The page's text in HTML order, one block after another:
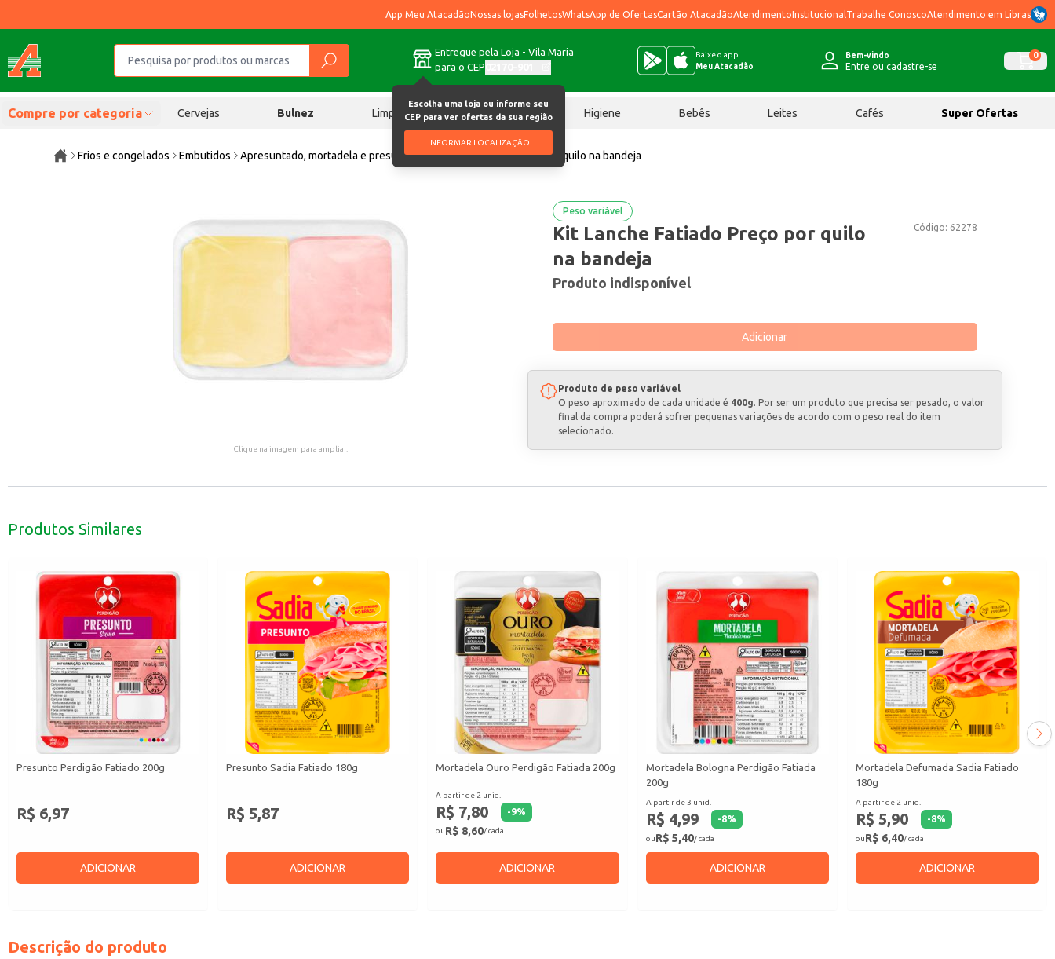
App Meu AtacadãoNossas lojasFolhetosWhatsApp de OfertasCartão AtacadãoAtendimentoInstitucional Trabalhe ConoscoAtendimento em Libras
Entregue pela Loja - Vila Maria
para o CEP
Escolha uma loja ou informe seu
CEP para ver ofertas da sua região
INFORMAR LOCALIZAÇÃO
Baixe o app
Meu Atacadão
Bem-vindo
Entre ou cadastre-se
0
Compre por categoria Cervejas Bulnez Limpeza Chocolates Higiene Bebês Leites Cafés Super Ofertas
Frios e congelados Embutidos Apresuntado, mortadela e presunto Kit Lanche Fatiado Preço por quilo na bandeja
Clique na imagem para ampliar.
Peso variável
Código: 62278
Kit Lanche Fatiado Preço por quilo
na bandeja
Produto indisponível
Adicionar
Produto de peso variável
O peso aproximado de cada unidade é 400g. Por ser um produto que precisa ser pesado, o valor
final da compra poderá sofrer pequenas variações de acordo com o peso real do item
selecionado.
Produtos Similares
Presunto Perdigão Fatiado 200g
R$ 6,97
ADICIONAR
Presunto Sadia Fatiado 180g
R$ 5,87
ADICIONAR
Mortadela Ouro Perdigão Fatiada 200g
A partir de 2 unid.
R$ 7,80 -9%
ouR$ 8,60/ cada
ADICIONAR
Mortadela Bologna Perdigão Fatiada
200g
A partir de 3 unid.
R$ 4,99 -8%
ouR$ 5,40/ cada
ADICIONAR
Mortadela Defumada Sadia Fatiado
180g
A partir de 2 unid.
R$ 5,90 -8%
ouR$ 6,40/ cada
ADICIONAR
Descrição do produto